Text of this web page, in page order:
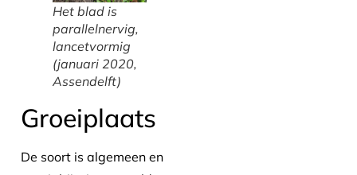
Het blad is
parallelnervig,
lancetvormig
(januari 2020,
Assendelft)
Groeiplaats
De soort is algemeen en